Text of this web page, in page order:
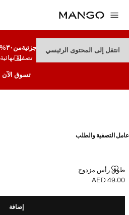
انتقل إلى المحتوى الرئيسيتنزيلات جزئيةمن٣٠% إلى٧٠%
تصفية نهائية
تسوق الآن
عامل التصفية والطلب
طوق رأس مزدوج
طوق رأس مزدوج
السعر الحالي [AED 49.00 ]
AED 49.00
إضافة